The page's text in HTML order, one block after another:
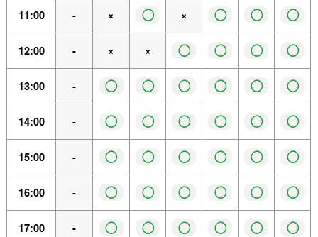
11:00 - × ◯ × ◯ ◯ ◯
12:00 - × × ◯ ◯ ◯ ◯
13:00 - ◯ ◯ ◯ ◯ ◯ ◯
14:00 - ◯ ◯ ◯ ◯ ◯ ◯
15:00 - ◯ ◯ ◯ ◯ ◯ ◯
16:00 - ◯ ◯ ◯ ◯ ◯ ◯
17:00 - ◯ ◯ ◯ ◯ ◯ ◯